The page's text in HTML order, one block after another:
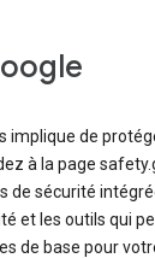
implique de
à la page
de sécurité
et les outils qui
de base pour